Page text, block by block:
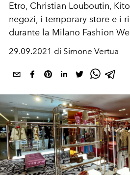
Etro, Christian Louboutin,
negozi, i temporary store e i
durante la Milano Fashion
29.09.2021 di Simone Vertua